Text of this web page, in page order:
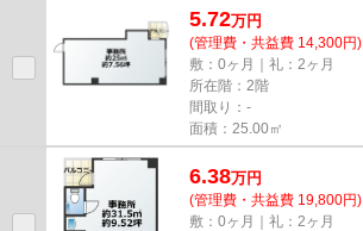
5.72万円
(管理費・共益費 14,300円)
敷：0ヶ月｜礼：2ヶ月
所在階：2階
間取り：-
面積：25.00㎡
6.38万円
(管理費・共益費 19,800円)
敷：0ヶ月｜礼：2ヶ月